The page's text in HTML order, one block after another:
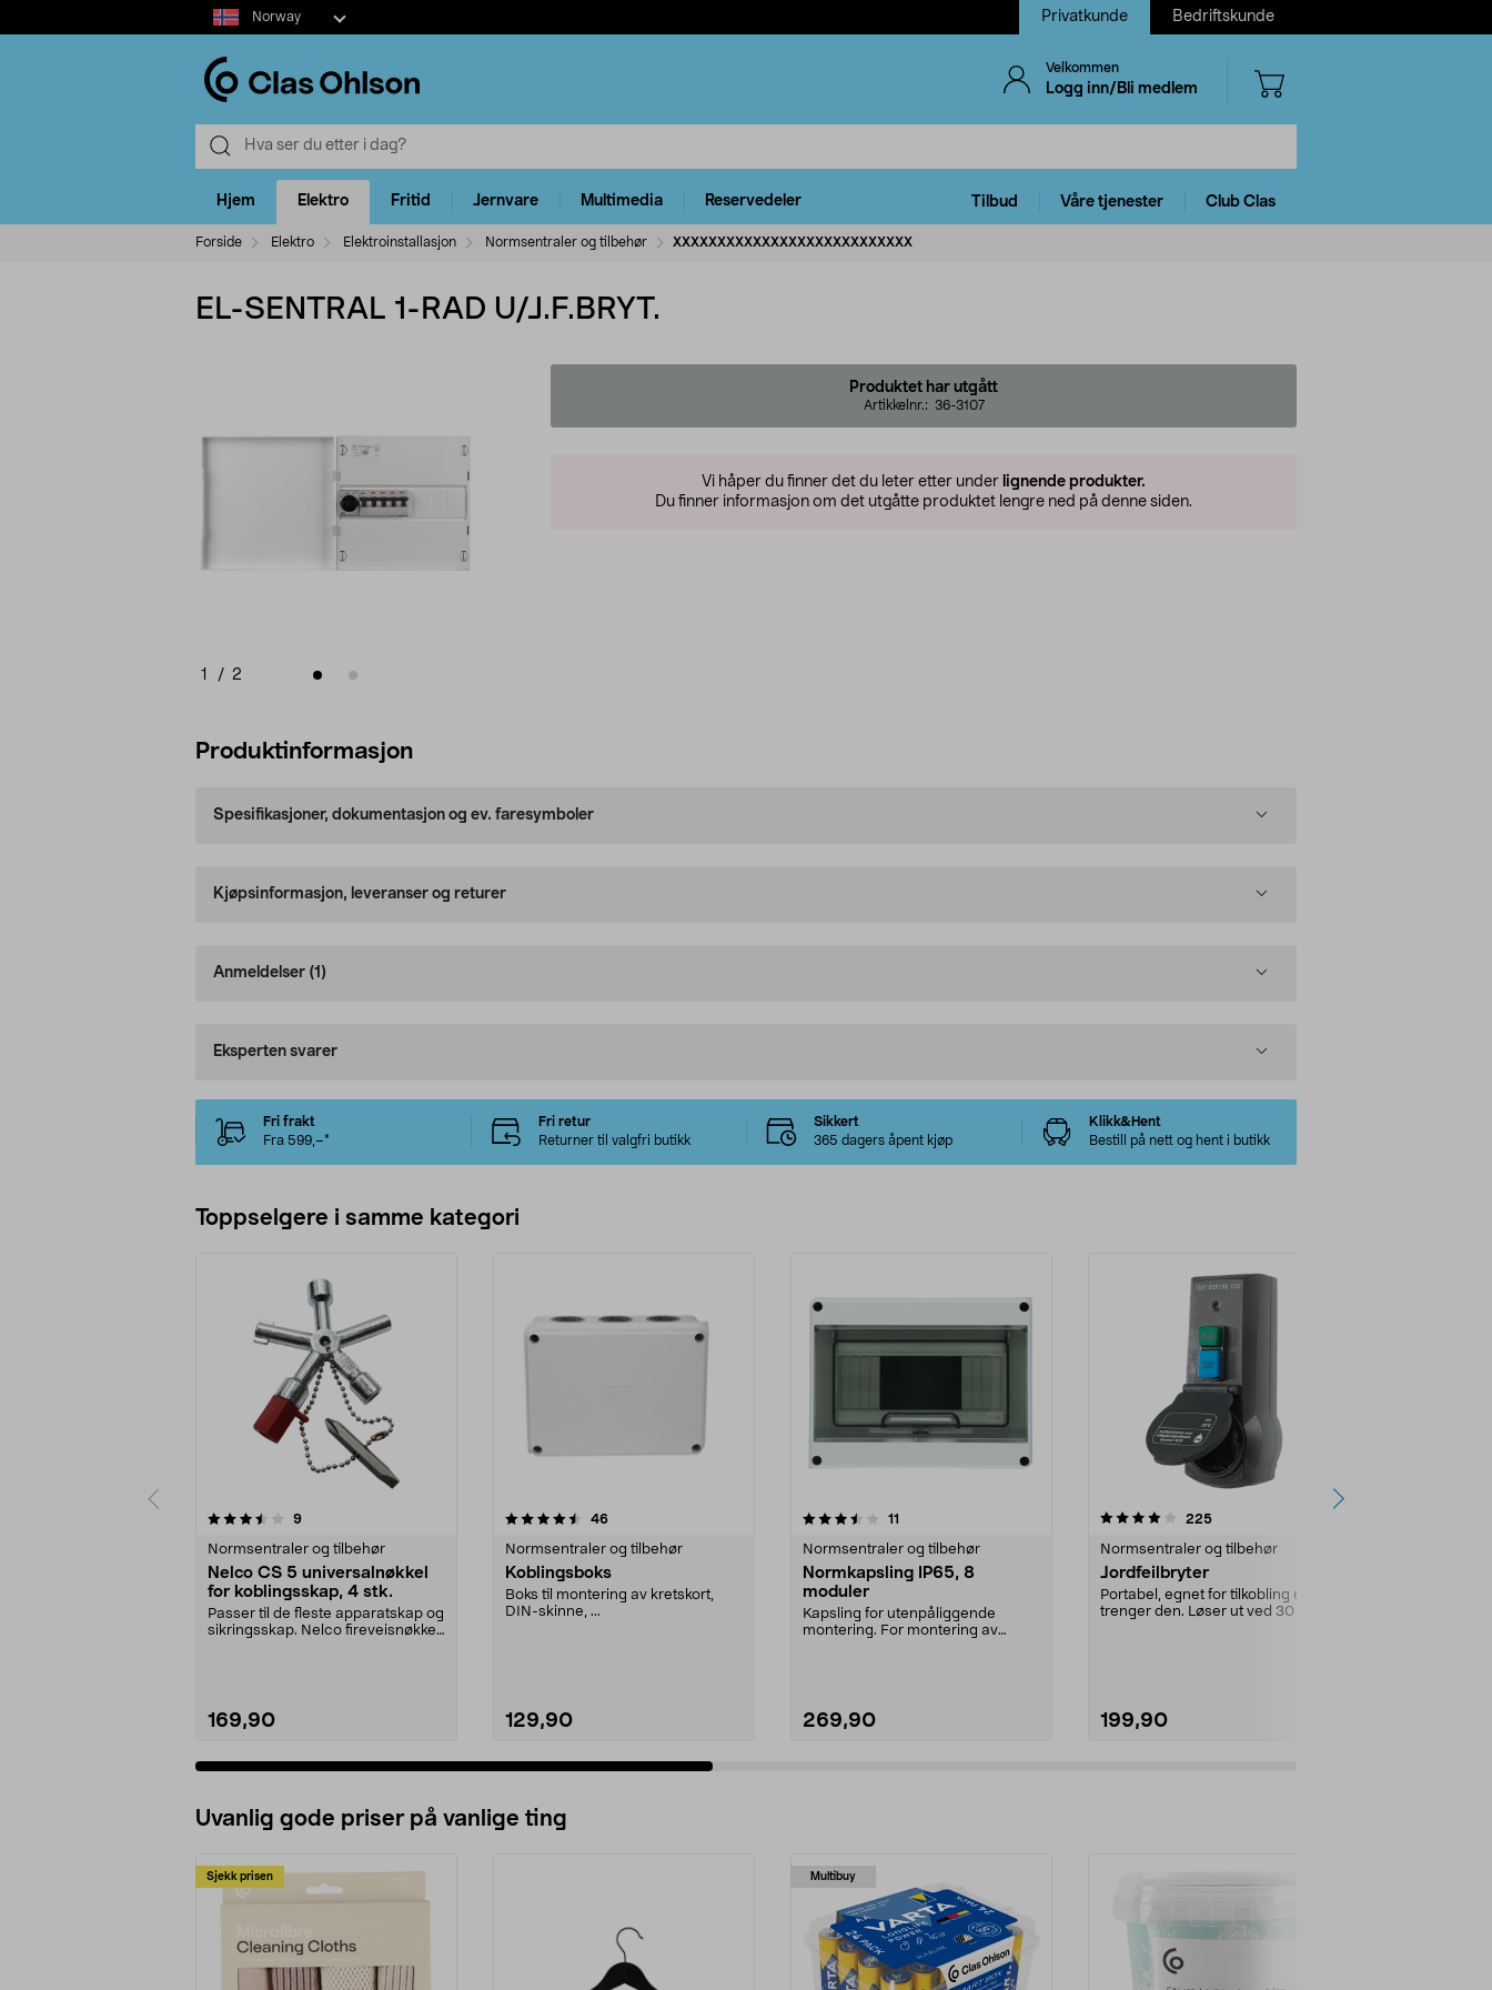
Select
market
Norway Privatkunde Bedriftskunde
Velkommen
Logg inn/Bli medlem
Hjem Elektro Fritid Jernvare Multimedia Reservedeler Tilbud Våre tjenester Club Clas
Forside Elektro Elektroinstallasjon Normsentraler og tilbehør XXXXXXXXXXXXXXXXXXXXXXXXXXX
EL-SENTRAL 1-RAD U/J.F.BRYT.
1 / 2
Produktet har utgått
Artikkelnr.: 36-3107
Vi håper du finner det du leter etter under lignende produkter.
Du finner informasjon om det utgåtte produktet lengre ned på denne siden.
Produktinformasjon
Spesifikasjoner, dokumentasjon og ev. faresymboler
Kjøpsinformasjon, leveranser og returer
Anmeldelser (1)
Eksperten svarer
Fri frakt
Fra 599,–*
Fri retur
Returner til valgfri butikk
Sikkert
365 dagers åpent kjøp
Klikk&Hent
Bestill på nett og hent i butikk
Toppselgere i samme kategori
9anmeldelser
Normsentraler og tilbehør
Nelco CS 5 universalnøkkel
for koblingsskap, 4 stk.
Passer til de fleste apparatskap og
sikringsskap. Nelco fireveisnøkkel
169,90
4.5 av 5 stjerner 46anmeldelser
Normsentraler og tilbehør
Koblingsboks
Boks til montering av kretskort,
DIN-skinne, ...
129,90
3.5 av 5 stjerner 11
Normsentraler og tilbehør
Normkapsling IP65, 8
moduler
Kapsling for utenpåliggende
montering. For montering av
269,90
4.0 av 5 stjerner 225anmeldelser
Normsentraler og tilbehør
Jordfeilbryter
Portabel, egnet for tilkobling der du
trenger den. Løser ut ved 30 mA
199,90
4.5 av 5 stjerner
Uvanlig gode priser på vanlige ting
Sjekk prisen Multibuy